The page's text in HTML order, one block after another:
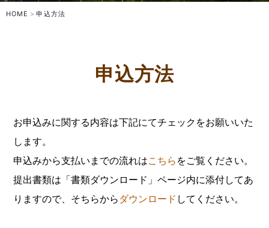
HOME 申込方法
申込方法
お申込みに関する内容は下記にてチェックをお願いいた
します。
申込みから支払いまでの流れはこちら をご覧ください。
提出書類は「書類ダウンロード」ページ内に添付してあ
りますので、そちらから ダウンロード してください。